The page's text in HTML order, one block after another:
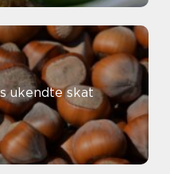
ukendte skat